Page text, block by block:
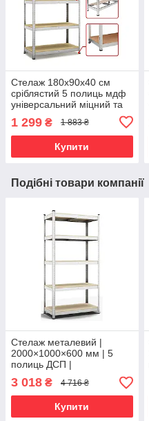
Стелаж 180х90х40 см
сріблястий 5 полиць мдф
універсальний міцний та
оцинкований з металу не
псує підлогу
1 299 ₴ 1 883 ₴
Купити
Подібні товари компанії
Стелаж металевий |
2000×1000×600 мм | 5
полиць ДСП |
Оцинкований | Бюджет ОД
| 150 кг/полицю | збірний
для гаража, складу та
3 018 ₴ 4 716 ₴
Купити